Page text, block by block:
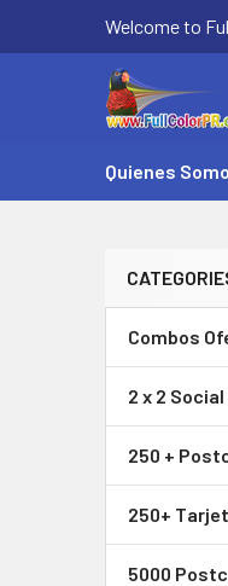
Welcome to
Quienes
Sidebar
Combos
2 x 2
250 +
250+
5000